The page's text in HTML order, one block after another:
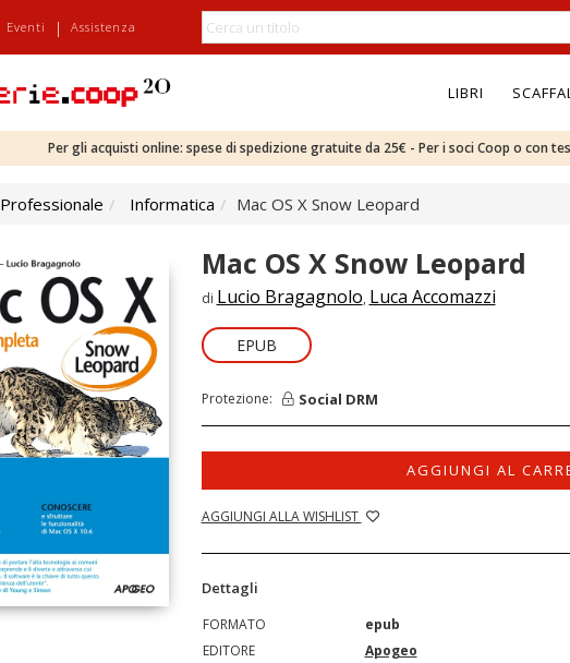
Eventi | Assistenza
LIBRI
Per gli acquisti online: spese di spedizione gratuite da 25€ - Per i soci Coop o con
Professionale Informatica Mac OS X Snow Leopard
Mac OS X Snow Leopard
di Lucio Bragagnolo, Luca Accomazzi
EPUB
Protezione: Social DRM
AGGIUNGI AL
AGGIUNGI ALLA WISHLIST
Dettagli
FORMATO
epub
EDITORE
Apogeo